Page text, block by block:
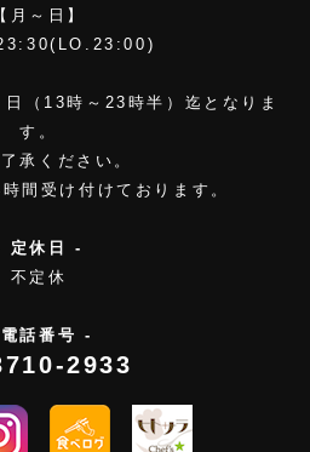
【月～日】
（13時～23時半）迄となりま
す。
承ください。
間受け付けております。
定休日 -
不定休
話番号 -
2933